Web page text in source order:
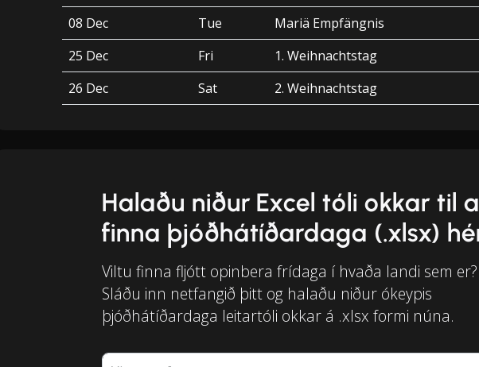
08 Dec
Tue
Mariä Empfängnis
25 Dec
Fri
1. Weihnachtstag
26 Dec
Sat 2. Weihnachtstag
Halaðu niður Excel tóli okkar til
finna þjóðhátíðardaga (.xlsx)
Viltu finna fljótt opinbera frídaga í hvaða landi sem er?
Sláðu inn netfangið þitt og halaðu niður ókeypis
þjóðhátíðardaga leitartóli okkar á .xlsx formi núna.